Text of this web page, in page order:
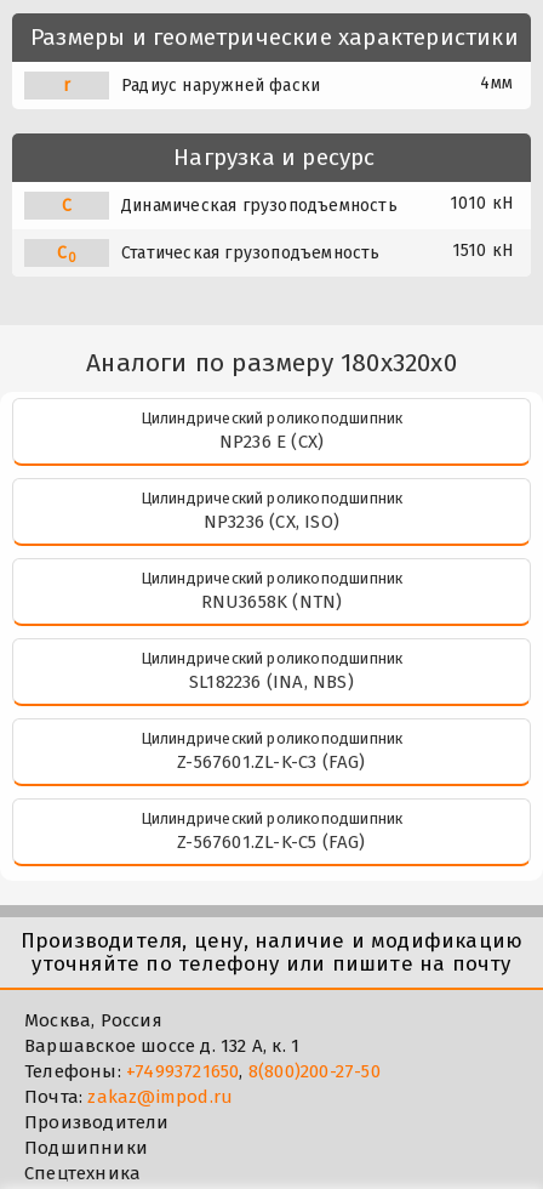
Размеры и геометрические характеристики
r Радиус наружней фаски 4мм
Нагрузка и ресурс
C Динамическая грузоподъемность 1010 кН
C0 Статическая грузоподъемность 1510 кН
Аналоги по размеру 180x320x0
Цилиндрический роликоподшипник
NP236 E (CX)
Цилиндрический роликоподшипник
NP3236 (CX, ISO)
Цилиндрический роликоподшипник
RNU3658K (NTN)
Цилиндрический роликоподшипник
SL182236 (INA, NBS)
Цилиндрический роликоподшипник
Z-567601.ZL-K-C3 (FAG)
Цилиндрический роликоподшипник
Z-567601.ZL-K-C5 (FAG)
Производителя, цену, наличие и модификацию
уточняйте по телефону или пишите на почту
Москва, Россия
Варшавское шоссе д. 132 А, к. 1
Телефоны: +74993721650, 8(800)200-27-50
Почта:zakaz@impod.ru
Производители
Подшипники
Спецтехника